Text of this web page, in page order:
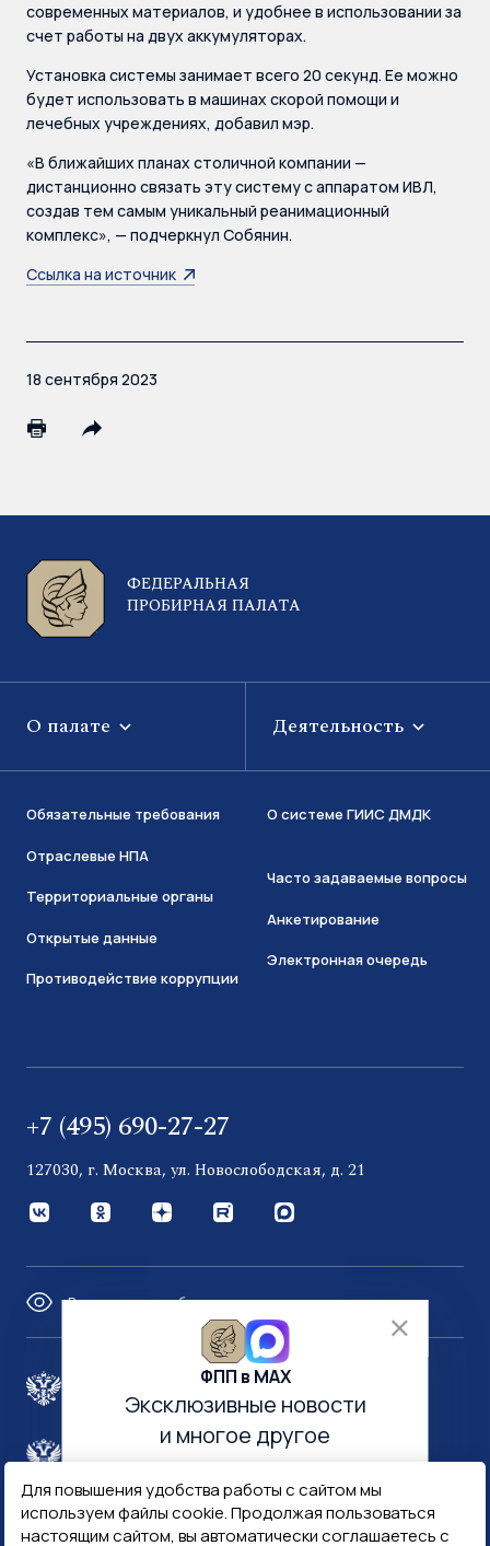
Для повышения удобства работы с сайтом мы
используем файлы cookie. Продолжая пользоваться
настоящим сайтом, вы автоматически соглашаетесь с
современных материалов, и удобнее в использовании за
счет работы на двух аккумуляторах.
Установка системы занимает всего 20 секунд. Ее можно
будет использовать в машинах скорой помощи и
лечебных учреждениях, добавил мэр.
«В ближайших планах столичной компании —
дистанционно связать эту систему с аппаратом ИВЛ,
создав тем самым уникальный реанимационный
комплекс», — подчеркнул Собянин.
Ссылка на источник
18 сентября 2023
ФЕДЕРАЛЬНАЯ
ПРОБИРНАЯ ПАЛАТА
О палате Деятельность
Обязательные требования
Отраслевые НПА
Территориальные органы
Открытые данные
Противодействие коррупции
О системе ГИИС ДМДК
Часто задаваемые вопросы
Анкетирование
Электронная очередь
+7 (495) 690-27-27
127030, г. Москва, ул. Новослободская, д. 21
Версия для слабовидящих
Правительство России
Госуслуги Госключ
ФПП в МАХ
Эксклюзивные новости
и многое другое